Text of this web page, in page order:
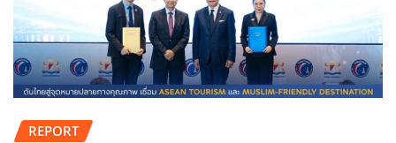
REPORT